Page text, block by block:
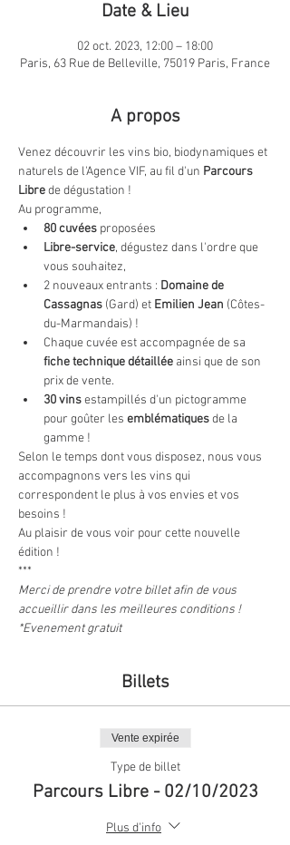
Date & Lieu
02 oct. 2023, 12:00 – 18:00
Paris, 63 Rue de Belleville, 75019 Paris, France
A propos
Venez découvrir les vins bio, biodynamiques et
naturels de l'Agence VIF, au fil d'un Parcours
Libre de dégustation !
Au programme,
80 cuvées proposées
Libre-service, dégustez dans l'ordre que
vous souhaitez,
2 nouveaux entrants : Domaine de
Cassagnas (Gard) et Emilien Jean (Côtes-
du-Marmandais) !
Chaque cuvée est accompagnée de sa
fiche technique détaillée ainsi que de son
prix de vente.
30 vins estampillés d'un pictogramme
pour goûter les emblématiques de la
gamme !
Selon le temps dont vous disposez, nous vous
accompagnons vers les vins qui
correspondent le plus à vos envies et vos
besoins !
Au plaisir de vous voir pour cette nouvelle
édition !
***
Merci de prendre votre billet afin de vous
accueillir dans les meilleures conditions !
*Evenement gratuit
Billets
Vente expirée
Type de billet
Parcours Libre - 02/10/2023
Plus d'info